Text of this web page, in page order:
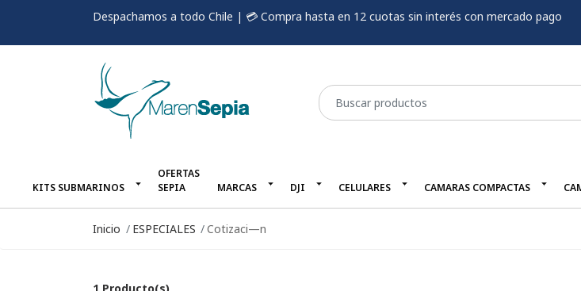
Despachamos a todo Chile | 💳 Compra hasta en 12 cuotas sin interés con mercado pago
KITS SUBMARINOS
OFERTAS
SEPIA
MARCAS DJI CELULARES CAMARAS COMPACTAS
Inicio ESPECIALES Cotizaci—n